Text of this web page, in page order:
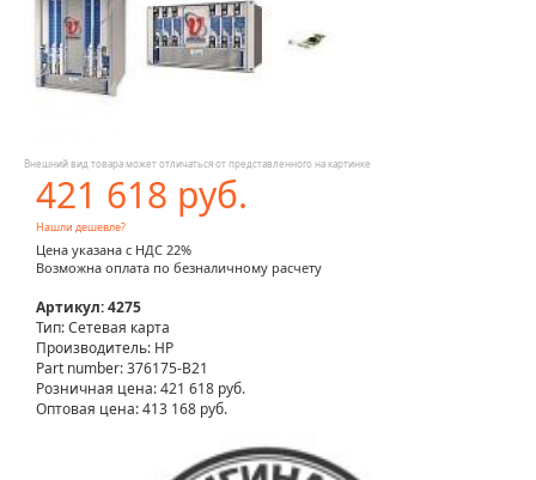
Внешний вид товара может отличаться от представленного на картинке
421 618 руб.
Нашли дешевле?
Цена указана с НДС 22%
Возможна оплата по безналичному расчету
Артикул: 4275
Тип: Сетевая карта
Производитель: HP
Part number: 376175-B21
Розничная цена:421 618 руб.
Оптовая цена: 413 168 руб.